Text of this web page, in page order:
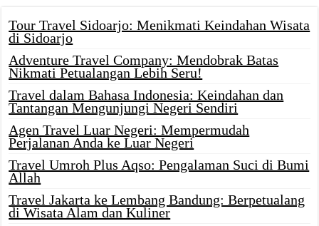
Tour Travel Sidoarjo: Menikmati Keindahan Wisata
di Sidoarjo
Adventure Travel Company: Mendobrak Batas
Nikmati Petualangan Lebih Seru!
Travel dalam Bahasa Indonesia: Keindahan dan
Tantangan Mengunjungi Negeri Sendiri
Agen Travel Luar Negeri: Mempermudah
Perjalanan Anda ke Luar Negeri
Travel Umroh Plus Aqso: Pengalaman Suci di Bumi
Allah
Travel Jakarta ke Lembang Bandung: Berpetualang
di Wisata Alam dan Kuliner